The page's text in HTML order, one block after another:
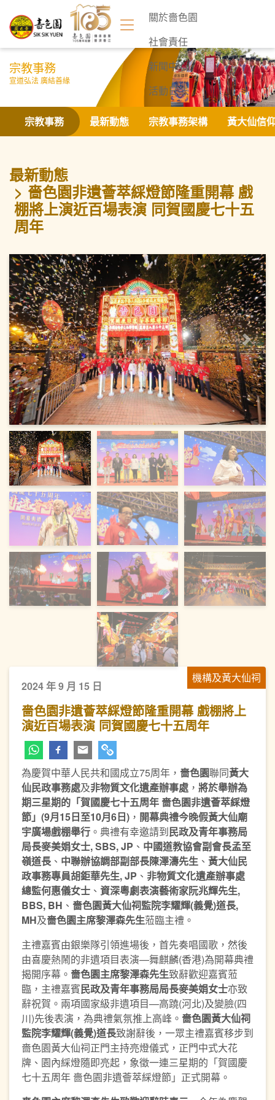
關於嗇色園
社會責任
新聞中心
活動日誌
聯絡我們
宗教事務
宣道弘法 廣結善緣
宗教事務 最新動態 宗教事務架構 黃大仙信
最新動態
嗇色園非遺薈萃綵燈節隆重開幕 戲
棚將上演近百場表演 同賀國慶七十五
周年
上一頁 下一頁
機構及黃大仙祠
2024 年 9 月 15 日
嗇色園非遺薈萃綵燈節隆重開幕 戲棚將上
演近百場表演 同賀國慶七十五周年
為慶賀中華人民共和國成立75周年， 嗇色園聯同黃大
仙民政事務處及非物質文化遺產辦事處 ， 將於舉辦為
期三星期的「賀國慶七十五周年 嗇色園非遺薈萃綵燈
節」 (9月15日至10月6日) ， 開幕典禮今晚假黃大仙廟
宇廣場戲棚舉行 。典禮有幸邀請到民政及青年事務局
局長麥美娟女士, SBS, JP 、 中國道教協會副會長孟至
嶺道長 、 中聯辦協調部副部長陳澤濤先生 、 黃大仙民
政事務專員胡鉅華先生, JP 、 非物質文化遺產辦事處
總監何惠儀女士 、 資深粵劇表演藝術家阮兆輝先生,
BBS, BH 、 嗇色園黃大仙祠監院李耀輝(義覺)道長,
MH及嗇色園主席黎澤森先生蒞臨主禮。
主禮嘉賓由銀樂隊引領進場後，首先奏唱國歌，然後
由喜慶熱鬧的非遺項目表演—舞麒麟(香港)為開幕典禮
揭開序幕。 嗇色園主席黎澤森先生致辭歡迎嘉賓蒞
臨，主禮嘉賓民政及青年事務局局長麥美娟女士亦致
辭祝賀。兩項國家級非遺項目—高蹺(河北)及變臉(四
川)先後表演，為典禮氣氛推上高峰。 嗇色園黃大仙祠
監院李耀輝(義覺)道長致謝辭後，一眾主禮嘉賓移步到
嗇色園黃大仙祠正門主持亮燈儀式，正門中式大花
牌、園內綵燈隨即亮起，象徵一連三星期的「賀國慶
七十五周年 嗇色園非遺薈萃綵燈節」正式開幕。